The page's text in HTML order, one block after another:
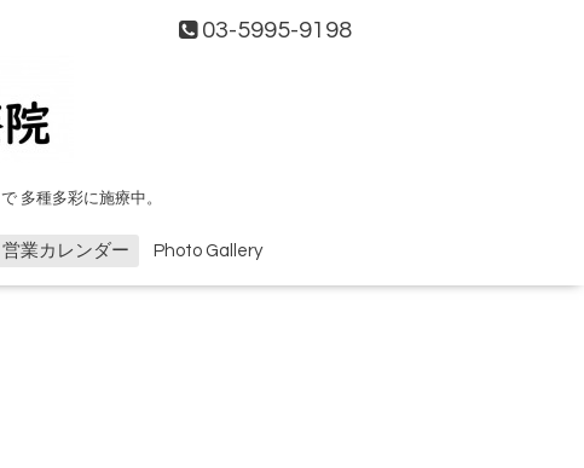
03-5995-9198
多種多彩に施療中。
営業カレンダー Photo Gallery